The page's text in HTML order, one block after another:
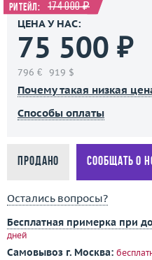
Ритейл: 174 000 ₽
ЦЕНА У НАС:
75 500 ₽
796 € 919 $
Почему такая низкая
Способы оплаты
Продано Сообщать о
Остались вопросы?
Бесплатная примерка при
дней
Самовывоз г. Москва: